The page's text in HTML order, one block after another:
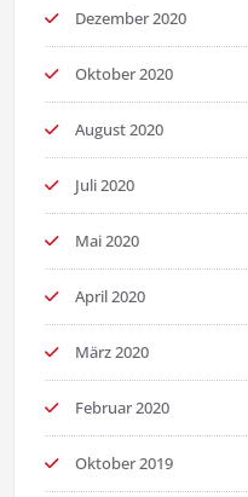
Dezember 2020
Oktober 2020
August 2020
Juli 2020
Mai 2020
April 2020
März 2020
Februar 2020
Oktober 2019